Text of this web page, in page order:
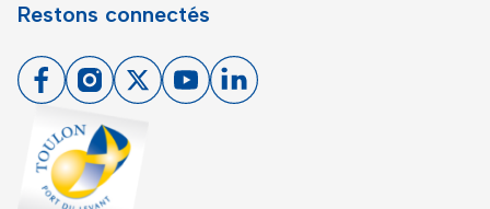
Restons connectés
FacebookInstagram
X YoutubeLinkedin